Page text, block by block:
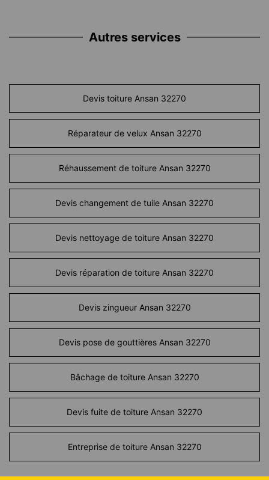
Autres services
Devis toiture Ansan 32270
Réparateur de velux Ansan 32270
Réhaussement de toiture Ansan 32270
Devis changement de tuile Ansan 32270
Devis nettoyage de toiture Ansan 32270
Devis réparation de toiture Ansan 32270
Devis zingueur Ansan 32270
Devis pose de gouttières Ansan 32270
Bâchage de toiture Ansan 32270
Devis fuite de toiture Ansan 32270
Entreprise de toiture Ansan 32270